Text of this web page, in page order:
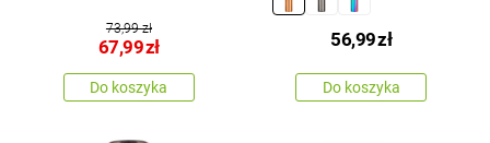
73,99 zł
67,99zł
Do koszyka
56,99zł
Do koszyka